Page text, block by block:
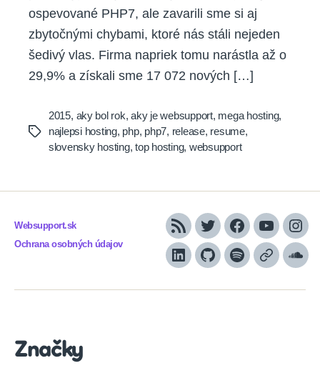
ospevované PHP7, ale zavarili sme si aj
zbytočnými chybami, ktoré nás stáli nejeden
šedivý vlas. Firma napriek tomu narástla až o
29,9% a získali sme 17 072 nových […]
Tags
2015, aky bol rok,aky je websupport, mega hosting,
najlepsi hosting, php, php7, release, resume,
slovensky hosting,top hosting, websupport
Websupport.sk
Ochrana osobných údajov
RSS TwitterFacebook
YouTube
LinkedInGitHubSpotifyApple
Značky